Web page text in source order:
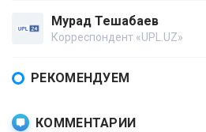
Мурад Тешабаев
Корреспондент «UPL.UZ»
РЕКОМЕНДУЕМ
КОММЕНТАРИИ